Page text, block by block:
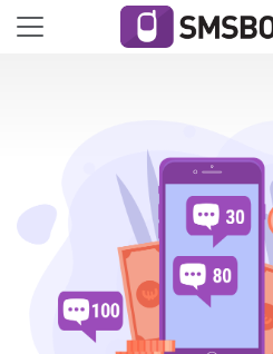
Panneau de gestion des cookies